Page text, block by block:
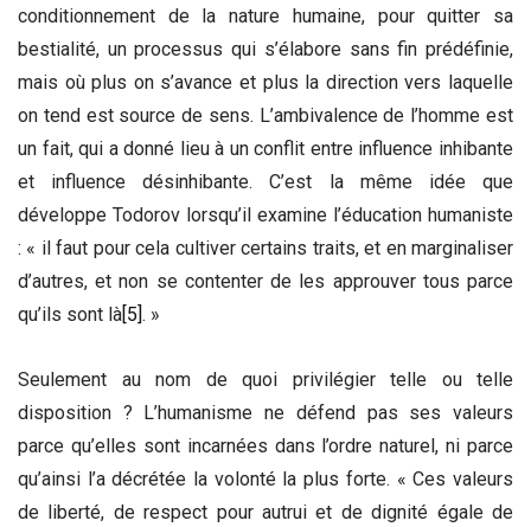
conditionnement de la nature humaine, pour quitter sa
bestialité, un processus qui s’élabore sans fin prédéfinie,
mais où plus on s’avance et plus la direction vers laquelle
on tend est source de sens. L’ambivalence de l’homme est
un fait, qui a donné lieu à un conflit entre influence inhibante
et influence désinhibante. C’est la même idée que
développe Todorov lorsqu’il examine l’éducation humaniste
: « il faut pour cela cultiver certains traits, et en marginaliser
d’autres, et non se contenter de les approuver tous parce
qu’ils sont là [5] . »
Seulement au nom de quoi privilégier telle ou telle
disposition ? L’humanisme ne défend pas ses valeurs
parce qu’elles sont incarnées dans l’ordre naturel, ni parce
qu’ainsi l’a décrétée la volonté la plus forte. « Ces valeurs
de liberté, de respect pour autrui et de dignité égale de